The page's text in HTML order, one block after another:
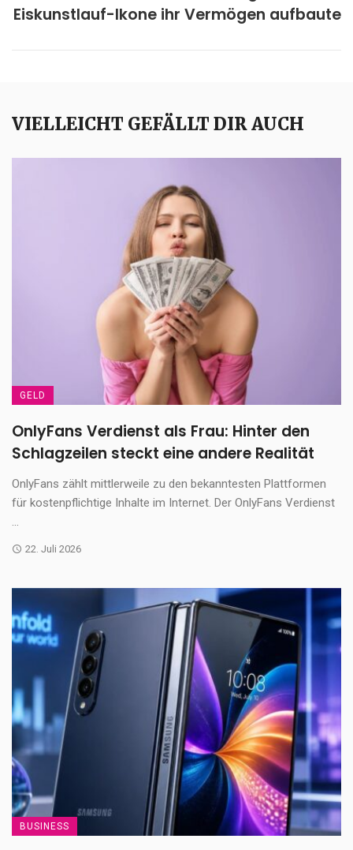
Eiskunstlauf-Ikone ihr Vermögen aufbaute
VIELLEICHT GEFÄLLT DIR AUCH
GELD
OnlyFans Verdienst als Frau: Hinter den
Schlagzeilen steckt eine andere Realität
OnlyFans zählt mittlerweile zu den bekanntesten Plattformen
für kostenpflichtige Inhalte im Internet. Der OnlyFans Verdienst
...
22. Juli 2026
BUSINESS